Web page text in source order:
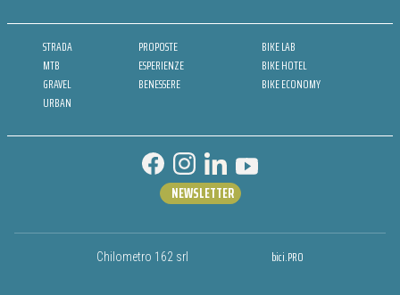
STRADA
MTB
GRAVEL
URBAN
PROPOSTE
ESPERIENZE
BENESSERE
BIKE LAB
BIKE HOTEL
BIKE ECONOMY
Chilometro 162 srl bici.PRO
NEWSLETTER